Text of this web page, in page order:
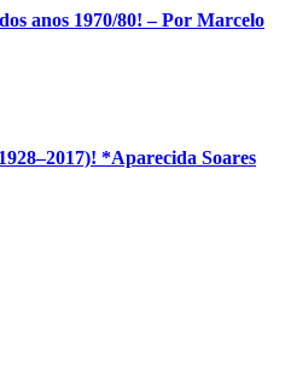
anos 1970/80! – Por Marcelo
*Aparecida Soares